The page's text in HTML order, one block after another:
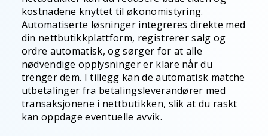
kostnadene knyttet til økonomistyring.
Automatiserte løsninger integreres direkte med
din nettbutikkplattform, registrerer salg og
ordre automatisk, og sørger for at alle
nødvendige opplysninger er klare når du
trenger dem. I tillegg kan de automatisk matche
utbetalinger fra betalingsleverandører med
transaksjonene i nettbutikken, slik at du raskt
kan oppdage eventuelle avvik.